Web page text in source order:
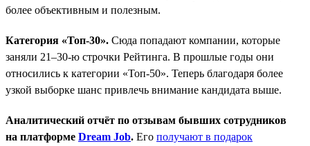
более объективным и полезным.
Категория «Топ-30». Сюда попадают компании, которые
заняли 21–30-ю строчки Рейтинга. В прошлые годы они
относились к категории «Топ-50». Теперь благодаря более
узкой выборке шанс привлечь внимание кандидата выше.
Аналитический отчёт по отзывам бывших сотрудников
на платформе Dream Job. Его получают в подарок